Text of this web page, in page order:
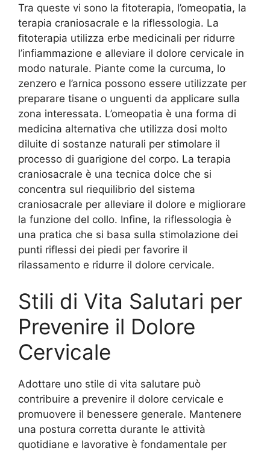
Tra queste vi sono la fitoterapia, l’omeopatia, la
terapia craniosacrale e la riflessologia. La
fitoterapia utilizza erbe medicinali per ridurre
l’infiammazione e alleviare il dolore cervicale in
modo naturale. Piante come la curcuma, lo
zenzero e l’arnica possono essere utilizzate per
preparare tisane o unguenti da applicare sulla
zona interessata. L’omeopatia è una forma di
medicina alternativa che utilizza dosi molto
diluite di sostanze naturali per stimolare il
processo di guarigione del corpo. La terapia
craniosacrale è una tecnica dolce che si
concentra sul riequilibrio del sistema
craniosacrale per alleviare il dolore e migliorare
la funzione del collo. Infine, la riflessologia è
una pratica che si basa sulla stimolazione dei
punti riflessi dei piedi per favorire il
rilassamento e ridurre il dolore cervicale.
Stili di Vita Salutari per
Prevenire il Dolore
Cervicale
Adottare uno stile di vita salutare può
contribuire a prevenire il dolore cervicale e
promuovere il benessere generale. Mantenere
una postura corretta durante le attività
quotidiane e lavorative è fondamentale per